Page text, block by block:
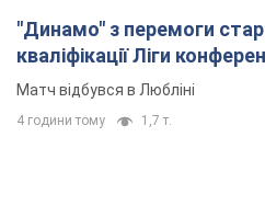
"Динамо" з перемоги
кваліфікації Ліги
Матч відбувся в Любліні
4 години тому 1,7 т.